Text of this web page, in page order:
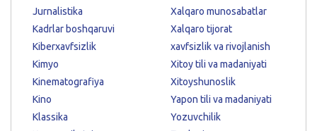
Jurnalistika
Kadrlar boshqaruvi
Kiberxavfsizlik
Kimyo
Kinematografiya
Kino
Klassika
Xalqaro munosabatlar
Xalqaro tijorat
xavfsizlik va rivojlanish
Xitoy tili va madaniyati
Xitoyshunoslik
Yapon tili va madaniyati
Yozuvchilik